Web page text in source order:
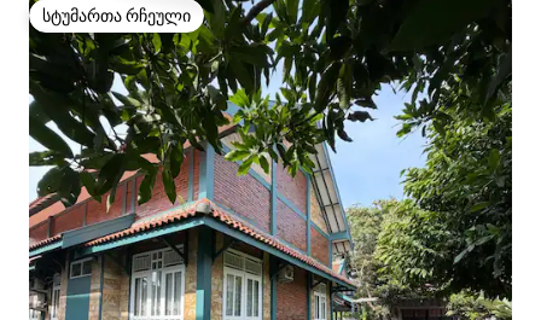
სტუმართა რჩეული
სტუმართა რჩეული